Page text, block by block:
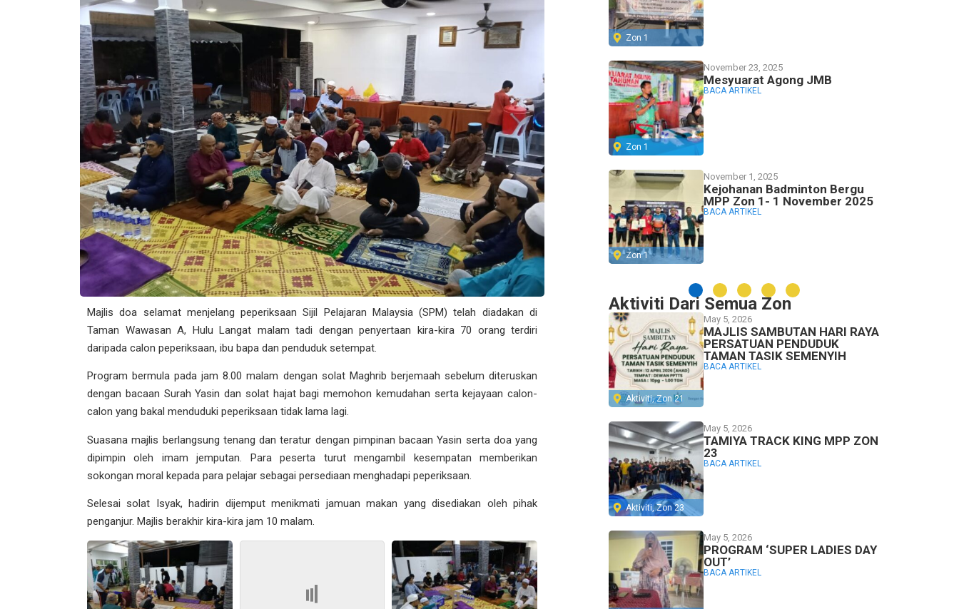
Majlis doa selamat menjelang peperiksaan Sijil Pelajaran Malaysia (SPM) telah diadakan di
Taman Wawasan A, Hulu Langat malam tadi dengan penyertaan kira-kira 70 orang terdiri
daripada calon peperiksaan, ibu bapa dan penduduk setempat.
Program bermula pada jam 8.00 malam dengan solat Maghrib berjemaah sebelum diteruskan
dengan bacaan Surah Yasin dan solat hajat bagi memohon kemudahan serta kejayaan calon-
calon yang bakal menduduki peperiksaan tidak lama lagi.
Suasana majlis berlangsung tenang dan teratur dengan pimpinan bacaan Yasin serta doa yang
dipimpin oleh imam jemputan. Para peserta turut mengambil kesempatan memberikan
sokongan moral kepada para pelajar sebagai persediaan menghadapi peperiksaan.
Selesai solat Isyak, hadirin dijemput menikmati jamuan makan yang disediakan oleh pihak
penganjur. Majlis berakhir kira-kira jam 10 malam.
Zon 1
Zon 1
November 23, 2025
Mesyuarat Agong JMB
BACA ARTIKEL
Zon 1
November 1, 2025
Kejohanan Badminton Bergu
MPP Zon 1- 1 November 2025
BACA ARTIKEL
Aktiviti Dari Semua Zon
Aktiviti,Zon 21
May 5, 2026
MAJLIS SAMBUTAN HARI RAYA
PERSATUAN PENDUDUK
TAMAN TASIK SEMENYIH
BACA ARTIKEL
Aktiviti,Zon 23
May 5, 2026
TAMIYA TRACK KING MPP ZON
23
BACA ARTIKEL
May 5, 2026
PROGRAM ‘SUPER LADIES DAY
OUT’
BACA ARTIKEL